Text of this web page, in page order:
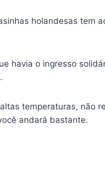
holandesas tem
havia o ingresso
temperaturas, não
andará bastante.